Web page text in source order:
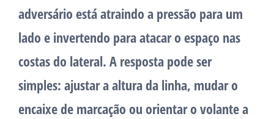
adversário está atraindo a pressão para um
lado e invertendo para atacar o espaço nas
costas do lateral. A resposta pode ser
simples: ajustar a altura da linha, mudar o
encaixe de marcação ou orientar o volante a